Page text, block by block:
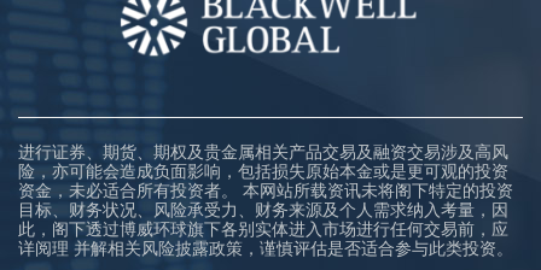
进行证券、期货、期权及贵金属相关产品交易及融资交易涉及高风
险，亦可能会造成负面影响，包括损失原始本金或是更可观的投资
资金，未必适合所有投资者。 本网站所载资讯未将阁下特定的投资
目标、财务状况、风险承受力、财务来源及个人需求纳入考量，因
此，阁下透过博威环球旗下各别实体进入市场进行任何交易前，应
详阅理 并解相关风险披露政策，谨慎评估是否适合参与此类投资。